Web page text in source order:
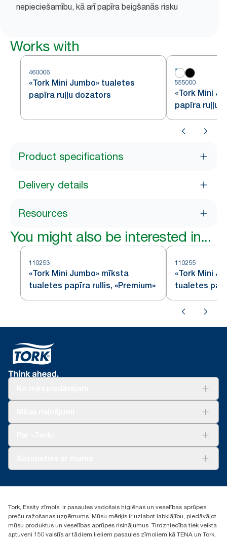
nepieciešamību, kā arī papīra beigšanās risku
Works with
460006
«Tork Mini Jumbo» tualetes
papīra ruļļu dozators
555000
«Tork Mini
papīra ruļļu
Product specifications
Delivery details
Resources
You might also be interested in...
110253
«Tork Mini Jumbo» mīksta
tualetes papīra rullis, «Premium»
110255
«Tork Mini
tualetes
«Premium» –
+371 29141799
Atrast izplatītāju
Ulbrokas street 19A
Riga, Latvija
Tork, Essity zīmols, ir pasaules vadošais higiēnas un veselības aprūpes
preču ražošanas uzņēmums. Mūsu mērķis ir uzlabot labklājību, piedāvājot
mūsu produktus un veselības aprūpes risinājumus. Tirdzniecība tiek veikta
aptuveni 150 valstīs ar tādiem lieliem pasaules zīmoliem kā TENA un Tork,